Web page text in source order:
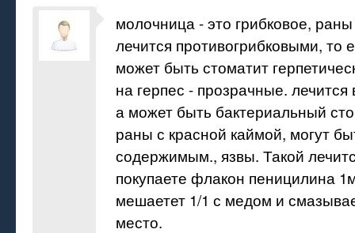
молочница - это грибковое,
лечится противогрибковыми, то
может быть стоматит
на герпес - прозрачные.
а может быть бактериальный
раны с красной каймой, могут
содержимым., язвы. Такой
покупаете флакон пеницилина
мешаетет 1/1 с медом и
место.